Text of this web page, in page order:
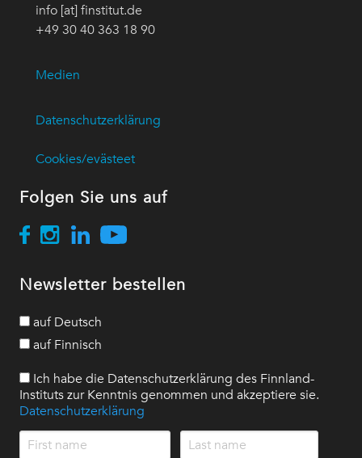
info [at] finstitut.de
+49 30 40 363 18 90
Medien
Datenschutzerklärung
Cookies/evästeet
Folgen Sie uns auf
Newsletter bestellen
auf Deutsch
auf Finnisch
Ich habe die Datenschutzerklärung des Finnland-
Instituts zur Kenntnis genommen und akzeptiere sie.
Datenschutzerklärung